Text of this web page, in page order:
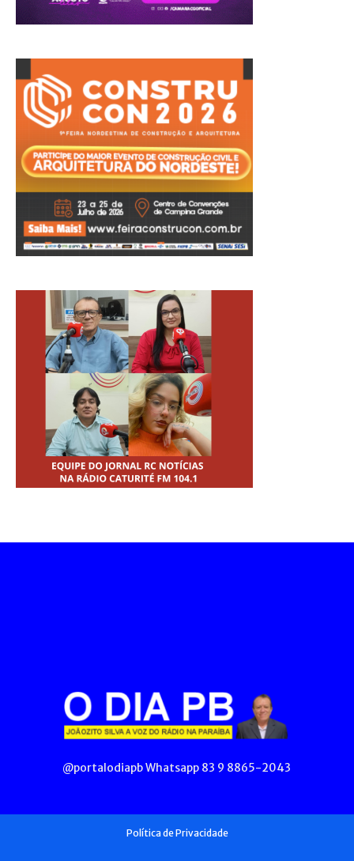
@portalodiapb Whatsapp 83 9 8865-2043
Política de Privacidade